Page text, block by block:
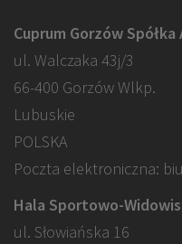
Cuprum Gorzów Spółka
ul. Walczaka 43j/3
66-400 Gorzów Wlkp.
Lubuskie
POLSKA
Poczta elektroniczna:
Hala Sportowo-
ul. Słowiańska 16